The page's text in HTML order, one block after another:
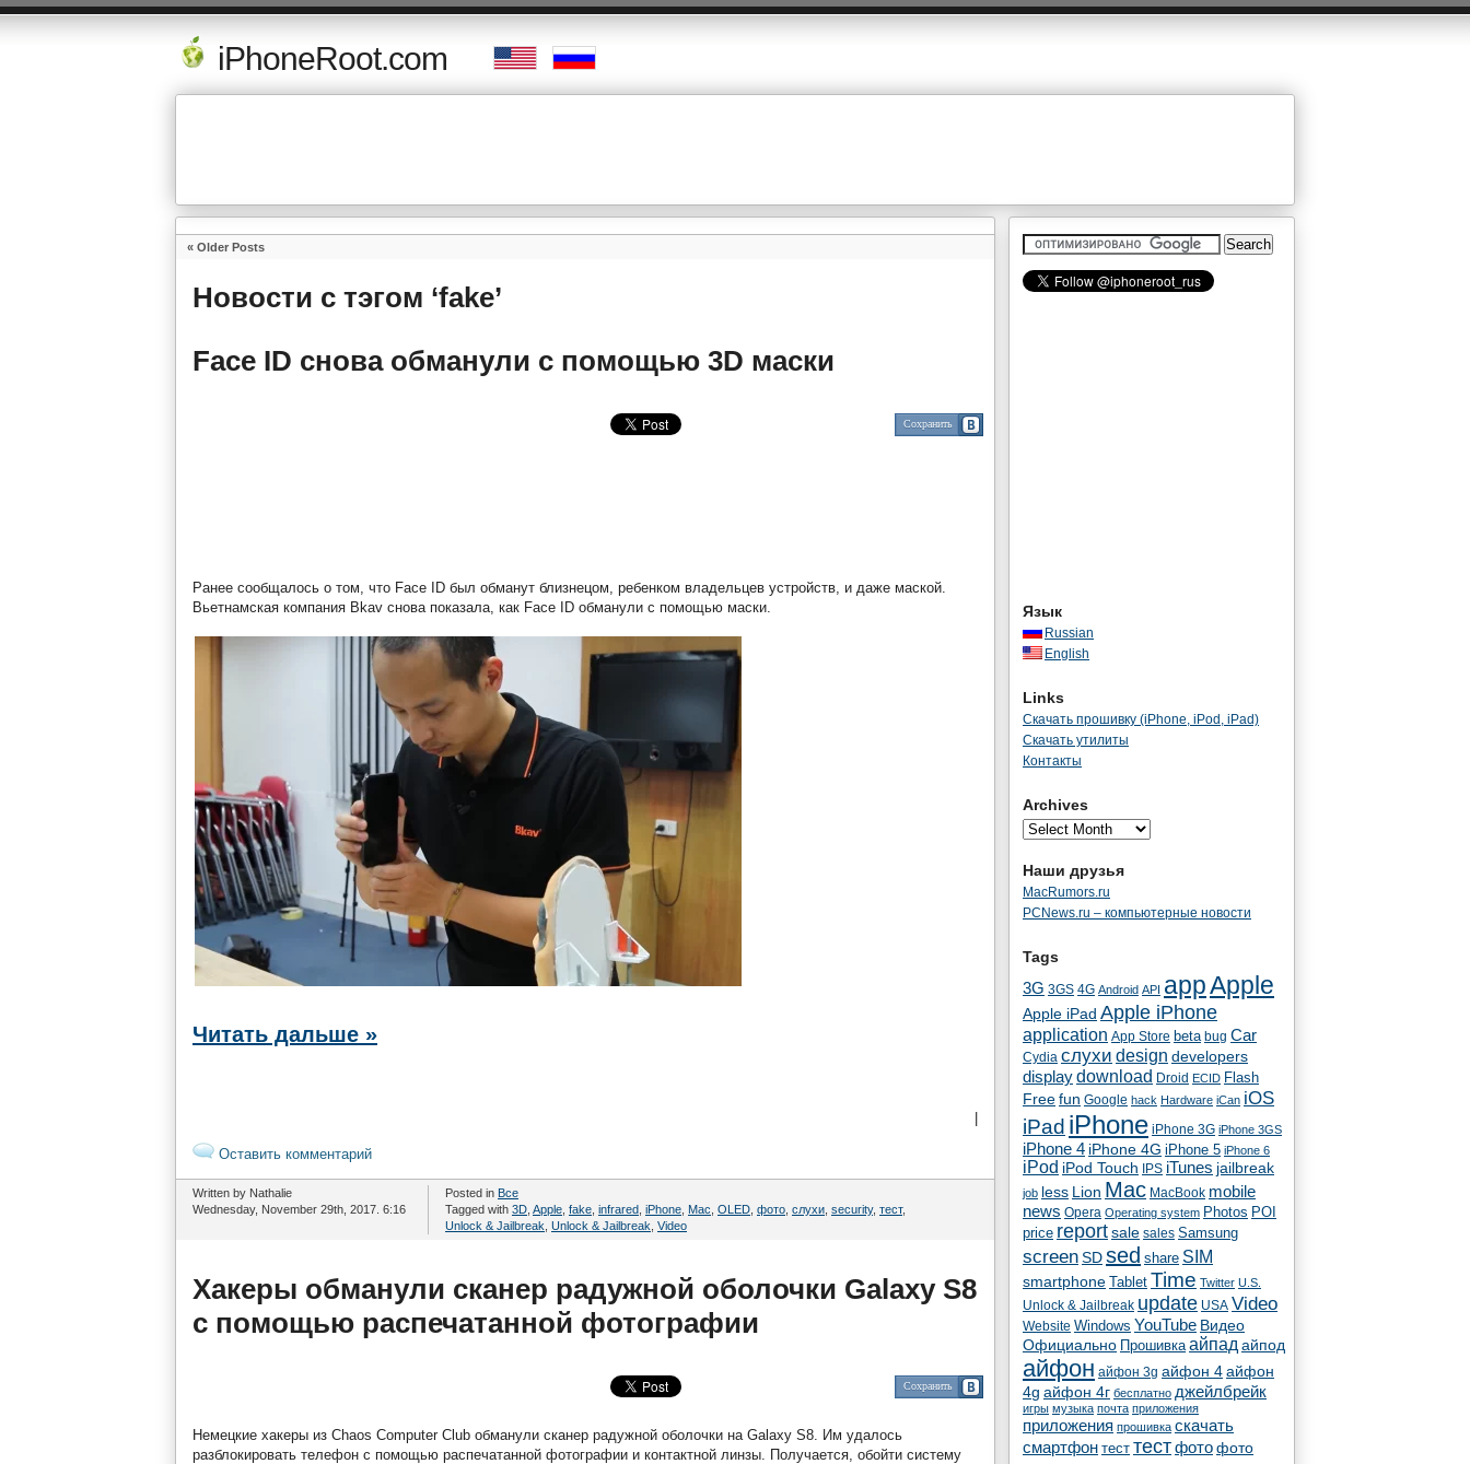
iPhoneRoot.com
« Older Posts
Новости с тэгом ‘fake’
Face ID снова обманули с помощью 3D маски
Сохранить
Ранее сообщалось о том, что Face ID был обманут близнецом, ребенком владельцев устройств, и даже маской.
Вьетнамская компания Bkav снова показала, как Face ID обманули с помощью маски.
Читать дальше »
Оставить комментарий
Written by Nathalie
Wednesday, November 29th, 2017. 6:16
Posted in Все
Tagged with 3D Apple fake infrared iPhone Mac OLED фото cлухи security, тест,
Unlock & Jailbreak Unlock & Jailbreak Video
Хакеры обманули сканер радужной оболочки Galaxy S8
с помощью распечатанной фотографии
Сохранить
Немецкие хакеры из Chaos Computer Club обманули сканер радужной оболочки на Galaxy S8. Им удалось
разблокировать телефон с помощью распечатанной фотографии и контактной линзы. Получается, обойти систему
Язык
Russian
English
Links
Скачать прошивку (iPhone, iPod, iPad)
Скачать утилиты
Контакты
Archives
Наши друзья
MacRumors.ru
PCNews.ru – компьютерные новости
Tags
3G 3GS 4G Android API appApple
Apple iPad Apple iPhone
application App Store beta bug Car
Cydia cлухи design developers
displaydownload Droid ECID Flash
Free fun Google hack Hardware iCan iOS
iPad iPhone iPhone 3G iPhone 3GS
iPhone 4 iPhone 4G iPhone 5 iPhone 6
iPod iPod Touch IPS iTunes jailbreak
job less Lion Mac MacBook mobile
news Opera Operating system Photos POI
price reportsale sales Samsung
screen SD sed share SIM
smartphone Tablet Time Twitter U.S.
Unlock & Jailbreak update USA Video
Website Windows YouTube Видео
Официально
Прошивка айпад айпод
айфон айфон 3g айфон 4айфон
4g айфон 4г бесплатно джейлбрейк
игры музыка почта приложения
приложения прошивка скачать
смартфон тест тестфото фото